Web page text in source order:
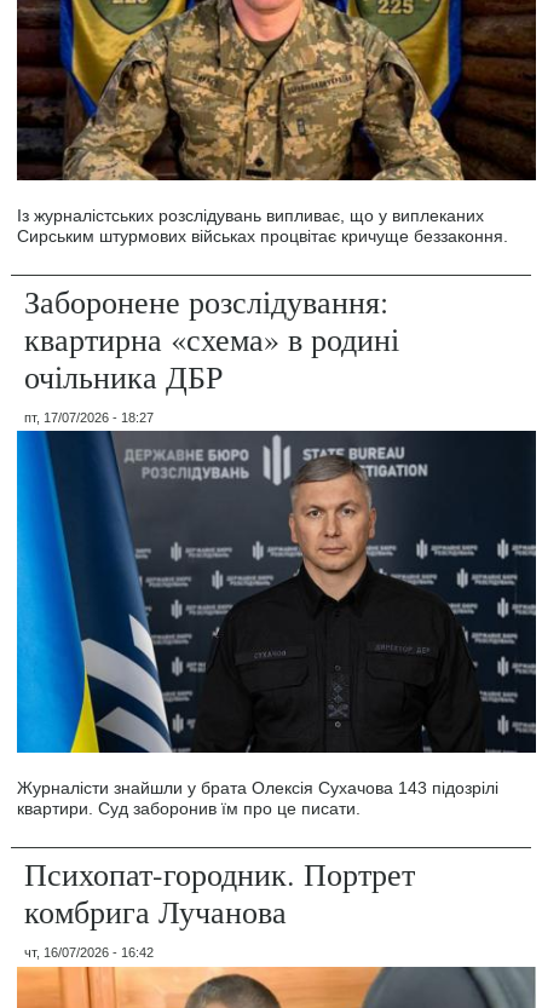
Із журналістських розслідувань випливає, що у виплеканих
Сирським штурмових військах процвітає кричуще беззаконня.
Заборонене розслідування:
квартирна «схема» в родині
очільника ДБР
пт, 17/07/2026 - 18:27
Журналісти знайшли у брата Олексія Сухачова 143 підозрілі
квартири. Суд заборонив їм про це писати.
Психопат-городник. Портрет
комбрига Лучанова
чт, 16/07/2026 - 16:42